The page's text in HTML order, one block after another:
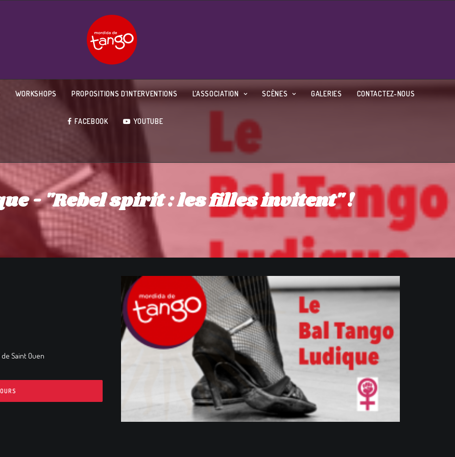
WORKSHOPS PROPOSITIONS D’INTERVENTIONS L’ASSOCIATION SCÈNES GALERIES CONTACTEZ-NOUS
FACEBOOK YOUTUBE
- "Rebel spirit : les filles invitent" !
Saint Ouen